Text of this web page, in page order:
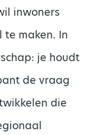
inwoners
te maken. In
je houdt
de vraag
die